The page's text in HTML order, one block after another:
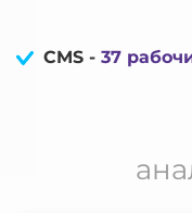
CMS - 37